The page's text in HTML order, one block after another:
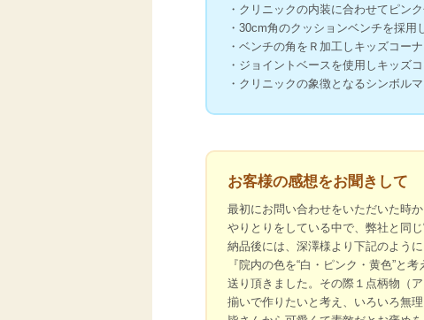
クリニックの内装に合わせてピン
30cm角のクッションベンチを採用
ベンチの角をＲ加工しキッズコー
ジョイントベースを使用しキッズ
クリニックの象徴となるシンボル
お客様の感想をお聞きして
最初にお問い合わせをいただいた時
やりとりをしている中で、弊社と同
納品後には、深澤様より下記のよう
『院内の色を“白・ピンク・黄色”と
送り頂きました。その際１点柄物（
揃いで作りたいと考え、いろいろ無